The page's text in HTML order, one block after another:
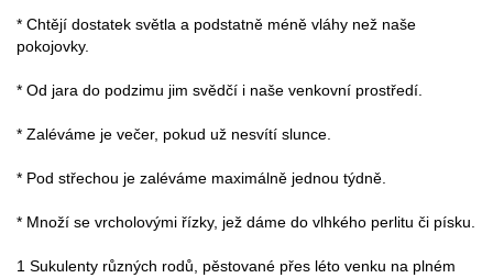
* Chtějí dostatek světla a podstatně méně vláhy než naše
pokojovky.
* Od jara do podzimu jim svědčí i naše venkovní prostředí.
* Zaléváme je večer, pokud už nesvítí slunce.
* Pod střechou je zaléváme maximálně jednou týdně.
* Množí se vrcholovými řízky, jež dáme do vlhkého perlitu či písku.
1 Sukulenty různých rodů, pěstované přes léto venku na plném